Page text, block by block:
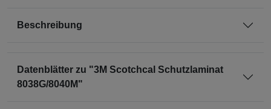
Beschreibung
Datenblätter zu "3M Scotchcal Schutzlaminat
8038G/8040M"